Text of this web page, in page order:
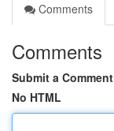
Comments
Comments
Submit a Comment
No HTML